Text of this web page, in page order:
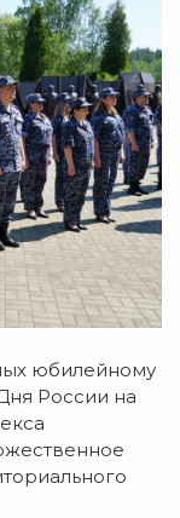
юбилейному
России на